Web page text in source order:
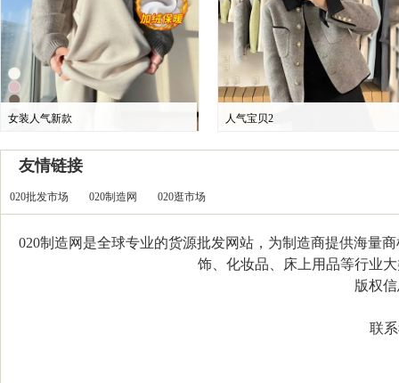
女装人气新款 人气宝贝2
友情链接
020批发市场 020制造网 020逛市场
020制造网是全球专业的货源批发网站，为制造商提供海量
饰、化妆品、床上用品等行业
版权信
联